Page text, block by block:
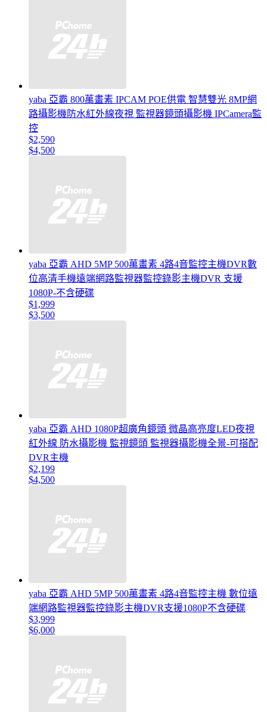
yaba 亞霸 800萬畫素 IPCAM POE供電 智慧雙光 8MP網
路攝影機防水紅外線夜視 監視器鏡頭攝影機 IPCamera監
控
$2,590
$4,500
yaba 亞霸 AHD 5MP 500萬畫素 4路4音監控主機DVR數
位高清手機遠端網路監視器監控錄影主機DVR 支援
1080P-不含硬碟
$1,999
$3,500
yaba 亞霸 AHD 1080P超廣角鏡頭 微晶高亮度LED夜視
紅外線 防水攝影機 監視鏡頭 監視器攝影機全景-可搭配
DVR主機
$2,199
$4,500
yaba 亞霸 AHD 5MP 500萬畫素 4路4音監控主機 數位遠
端網路監視器監控錄影主機DVR支援1080P不含硬碟
$3,999
$6,000